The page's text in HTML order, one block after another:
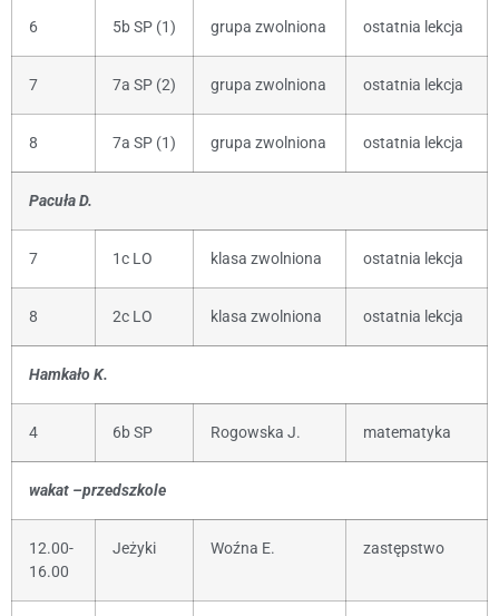
6 5b SP (1) grupa zwolniona ostatnia lekcja
7 7a SP (2) grupa zwolniona ostatnia lekcja
8 7a SP (1) grupa zwolniona ostatnia lekcja
Pacuła D.
7 1c LO klasa zwolniona ostatnia lekcja
8 2c LO klasa zwolniona ostatnia lekcja
Hamkało K.
4 6b SP Rogowska J. matematyka
wakat –przedszkole
12.00-
16.00
Jeżyki Woźna E. zastępstwo